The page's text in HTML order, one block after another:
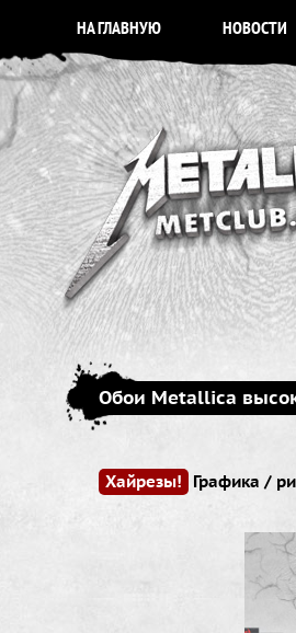
НА ГЛАВНУЮ НОВОСТИ
Обои Metallica
Хайрезы! Графика /